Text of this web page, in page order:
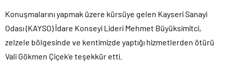
Konuşmalarını yapmak üzere kürsüye gelen Kayseri Sanayi
Odası (KAYSO) İdare Konseyi Lideri Mehmet Büyüksimitci,
zelzele bölgesinde ve kentimizde yaptığı hizmetlerden ötürü
Vali Gökmen Çiçek’e teşekkür etti.